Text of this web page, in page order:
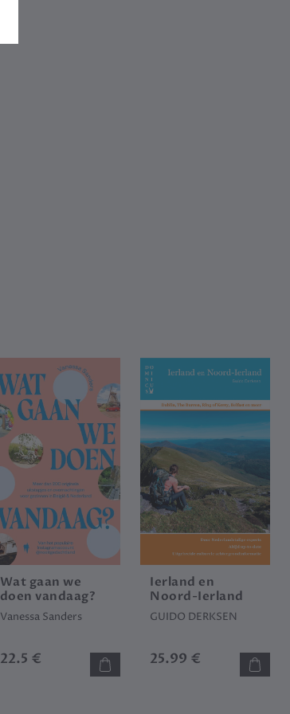
Wat gaan we
doen vandaag?
Vanessa Sanders
22.5 €
Ierland en
Noord-Ierland
GUIDO DERKSEN
25.99 €